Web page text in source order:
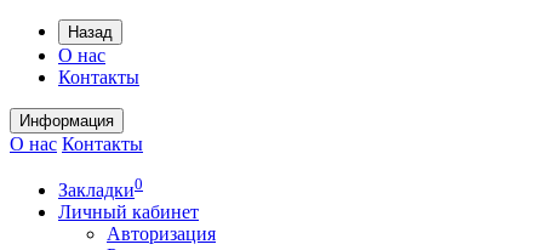
Назад
О нас
Контакты
Информация
О нас Контакты
Закладки0
Личный кабинет
Авторизация